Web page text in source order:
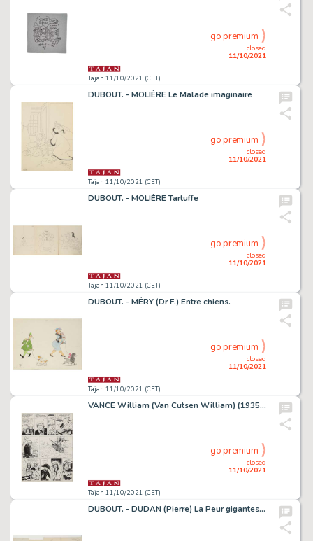
Tajan 11/10/2021 (CET)
closed
11/10/2021
go premium
DUBOUT. - MOLIÈRE Le Malade imaginaire
Tajan 11/10/2021 (CET)
closed
11/10/2021
go premium
DUBOUT. - MOLIÈRE Tartuffe
Tajan 11/10/2021 (CET)
closed
11/10/2021
go premium
DUBOUT. - MÉRY (Dr F.) Entre chiens.
Tajan 11/10/2021 (CET)
closed
11/10/2021
go premium
VANCE William (Van Cutsen William) (1935 - 2018) "Bruce J.Hawker" - "Press gang" " Bruce J. Hawker : Press gang ".
Tajan 11/10/2021 (CET)
closed
11/10/2021
go premium
DUBOUT. - DUDAN (Pierre) La Peur gigantesque de Monsieur Médiocre